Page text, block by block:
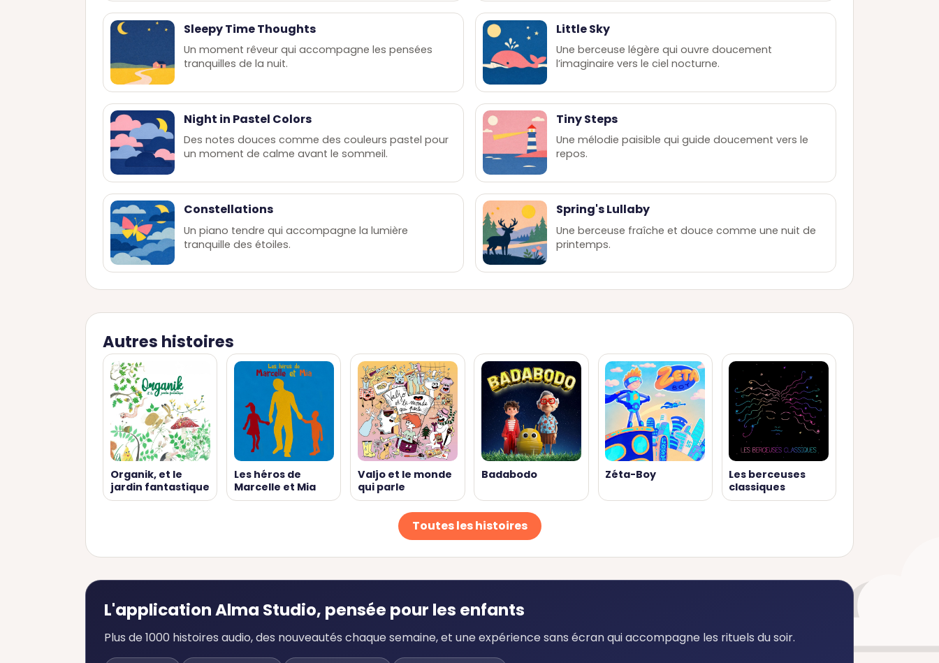
Sleepy Time Thoughts
Un moment rêveur qui accompagne les pensées
tranquilles de la nuit.
Little Sky
Une berceuse légère qui ouvre doucement
l’imaginaire vers le ciel nocturne.
Night in Pastel Colors
Des notes douces comme des couleurs pastel pour
un moment de calme avant le sommeil.
Tiny Steps
Une mélodie paisible qui guide doucement vers le
repos.
Constellations
Un piano tendre qui accompagne la lumière
tranquille des étoiles.
Spring's Lullaby
Une berceuse fraîche et douce comme une nuit de
printemps.
Autres histoires
Organik, et le
jardin fantastique
Les héros de
Marcelle et Mia
Valjo et le monde
qui parle
Badabodo Zéta-Boy
Les berceuses
classiques
Toutes les histoires
L'application Alma Studio, pensée pour les enfants
Plus de 1000 histoires audio, des nouveautés chaque semaine, et une expérience sans écran qui accompagne les rituels du soir.